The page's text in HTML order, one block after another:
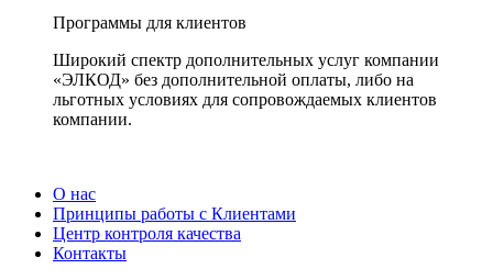
Программы для клиентов
Широкий спектр дополнительных услуг компании
«ЭЛКОД» без дополнительной оплаты, либо на
льготных условиях для сопровождаемых клиентов
компании.
О нас
Принципы работы с Клиентами
Центр контроля качества
Контакты